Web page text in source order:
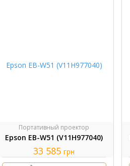
Портативный проектор
Epson EB-W51 (V11H977040)
33 585 грн